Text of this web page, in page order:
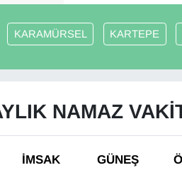
KARAMÜRSEL KARTEPE
NAMAZ
İMSAK GÜNEŞ